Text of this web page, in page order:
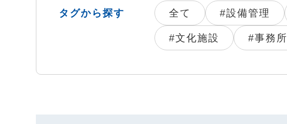
タグから探す 全て #設備管理
#文化施設 #事務所